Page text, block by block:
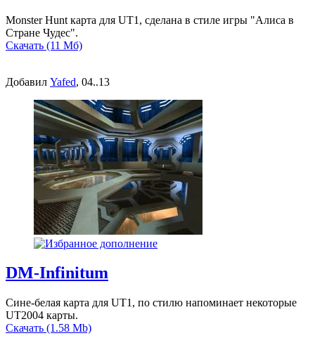
Monster Hunt карта для UT1, сделана в стиле игры "Алиса в
Стране Чудес".
Скачать (11 Мб)
Добавил Yafed, 04..13
DM-Infinitum
Сине-белая карта для UT1, по стилю напоминает некоторые
UT2004 карты.
Скачать (1.58 Mb)